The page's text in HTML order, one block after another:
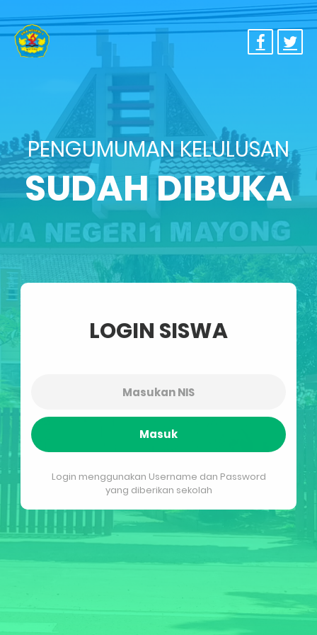
PENGUMUMAN KELULUSAN
SUDAH DIBUKA
LOGIN SISWA
Masuk
Login menggunakan Username dan Password
yang diberikan sekolah